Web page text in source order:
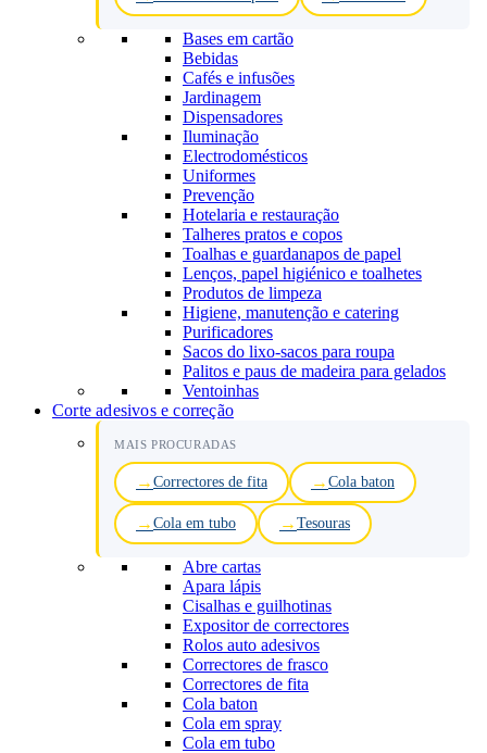
Bases em cartão
Bebidas
Cafés e infusões
Jardinagem
Dispensadores
Iluminação
Electrodomésticos
Uniformes
Prevenção
Hotelaria e restauração
Talheres pratos e copos
Toalhas e guardanapos de papel
Lenços, papel higiénico e toalhetes
Produtos de limpeza
Higiene, manutenção e catering
Purificadores
Sacos do lixo-sacos para roupa
Palitos e paus de madeira para gelados
Ventoinhas
Corte adesivos e correção
MAIS PROCURADAS
Correctores de fita Cola baton
Cola em tubo Tesouras
Abre cartas
Apara lápis
Cisalhas e guilhotinas
Expositor de correctores
Rolos auto adesivos
Correctores de frasco
Correctores de fita
Cola baton
Cola em spray
Cola em tubo